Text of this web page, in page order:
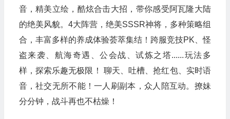
音，精美立绘，酷炫合击大招，带你感受阿瓦隆大陆
的绝美风貌。4大阵营，绝美SSSR神将，多种策略组
合，丰富多样的养成体验荟萃集结！跨服竞技PK、怪
盗来袭、航海奇遇、公会战、试炼之塔......玩法多
样，探索乐趣无极限！ 聊天、吐槽、抢红包、实时语
音，社交无所不能！一人刷副本，众人陪互动。撩妹
分分钟，战斗再也不枯燥！